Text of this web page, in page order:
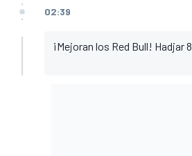
02:39
¡Mejoran los Red Bull! Hadjar